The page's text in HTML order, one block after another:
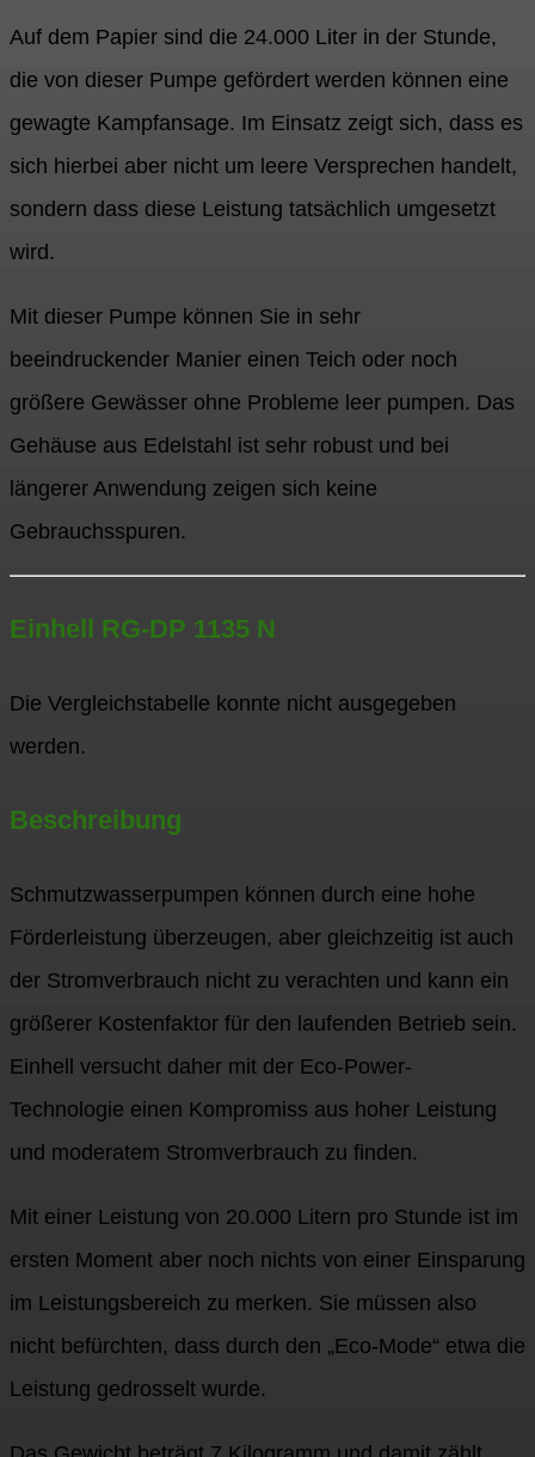
Auf dem Papier sind die 24.000 Liter in der Stunde,
die von dieser Pumpe gefördert werden können eine
gewagte Kampfansage. Im Einsatz zeigt sich, dass es
sich hierbei aber nicht um leere Versprechen handelt,
sondern dass diese Leistung tatsächlich umgesetzt
wird.
Mit dieser Pumpe können Sie in sehr
beeindruckender Manier einen Teich oder noch
größere Gewässer ohne Probleme leer pumpen. Das
Gehäuse aus Edelstahl ist sehr robust und bei
längerer Anwendung zeigen sich keine
Gebrauchsspuren.
Einhell RG-DP 1135 N
Die Vergleichstabelle konnte nicht ausgegeben
werden.
Beschreibung
Schmutzwasserpumpen können durch eine hohe
Förderleistung überzeugen, aber gleichzeitig ist auch
der Stromverbrauch nicht zu verachten und kann ein
größerer Kostenfaktor für den laufenden Betrieb sein.
Einhell versucht daher mit der Eco-Power-
Technologie einen Kompromiss aus hoher Leistung
und moderatem Stromverbrauch zu finden.
Mit einer Leistung von 20.000 Litern pro Stunde ist im
ersten Moment aber noch nichts von einer Einsparung
im Leistungsbereich zu merken. Sie müssen also
nicht befürchten, dass durch den „Eco-Mode“ etwa die
Leistung gedrosselt wurde.